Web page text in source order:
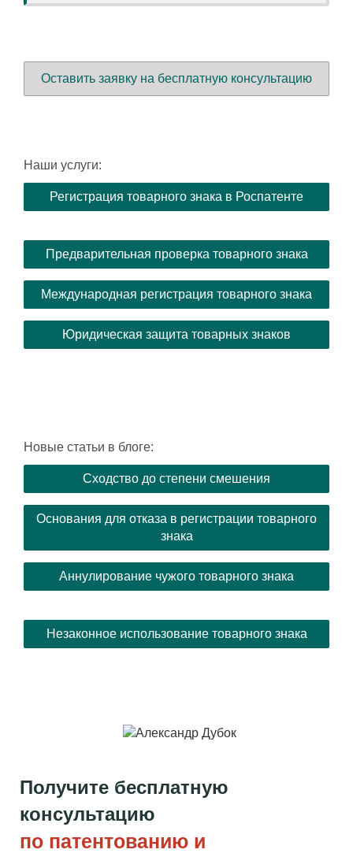
Оставить заявку на бесплатную консультацию
Наши услуги:
Регистрация товарного знака в Роспатенте
Предварительная проверка товарного знака
Международная регистрация товарного знака
Юридическая защита товарных знаков
Новые статьи в блоге:
Сходство до степени смешения
Основания для отказа в регистрации товарного
знака
Аннулирование чужого товарного знака
Незаконное использование товарного знака
Получите бесплатную
консультацию
по патентованию и